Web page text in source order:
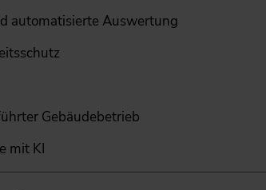
automatisierte Auswertung
Gebäudebetrieb
mit KI